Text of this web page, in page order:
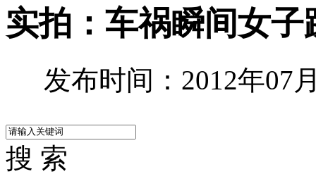
实拍：车祸瞬间女
发布时间：2012年07
搜 索